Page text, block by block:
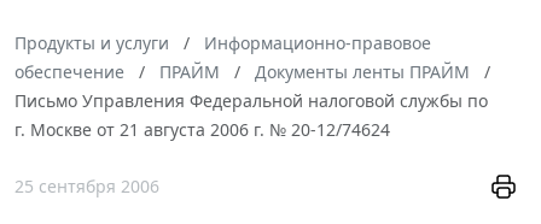
Продукты и услуги
Информационно-правовое
обеспечение
ПРАЙМ
Документы ленты ПРАЙМ
Письмо Управления Федеральной налоговой службы по
г. Москве от 21 августа 2006 г. № 20-12/74624
25 сентября 2006